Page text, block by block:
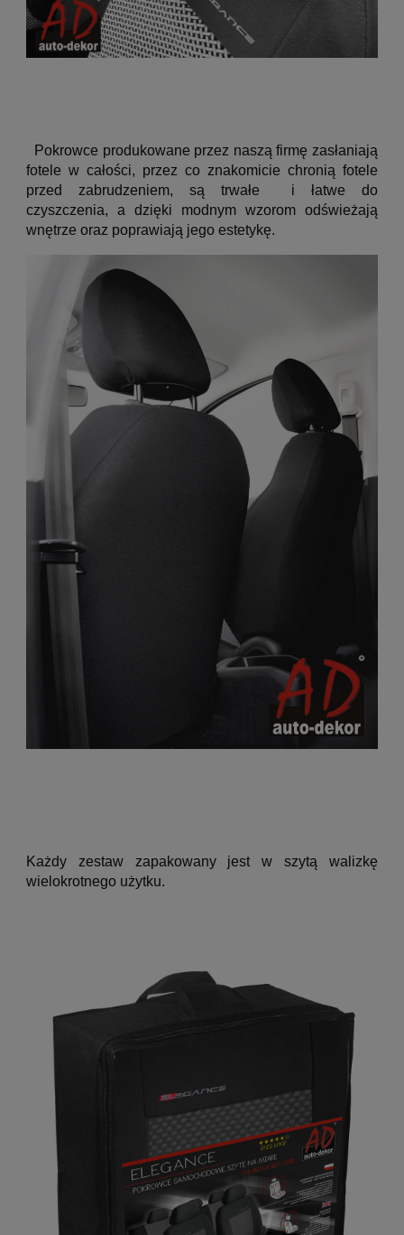
Pokrowce produkowane przez naszą firmę zasłaniają
fotele w całości, przez co znakomicie chronią fotele
przed zabrudzeniem, są trwałe i łatwe do
czyszczenia, a dzięki modnym wzorom odświeżają
wnętrze oraz poprawiają jego estetykę.
Każdy zestaw zapakowany jest w szytą walizkę
wielokrotnego użytku.